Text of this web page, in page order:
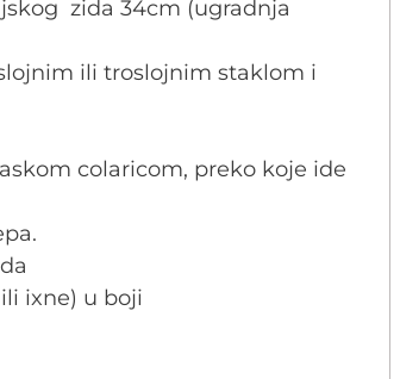
zida 34cm (ugradnja
ili troslojnim staklom i
colaricom, preko koje ide
ixne) u boji